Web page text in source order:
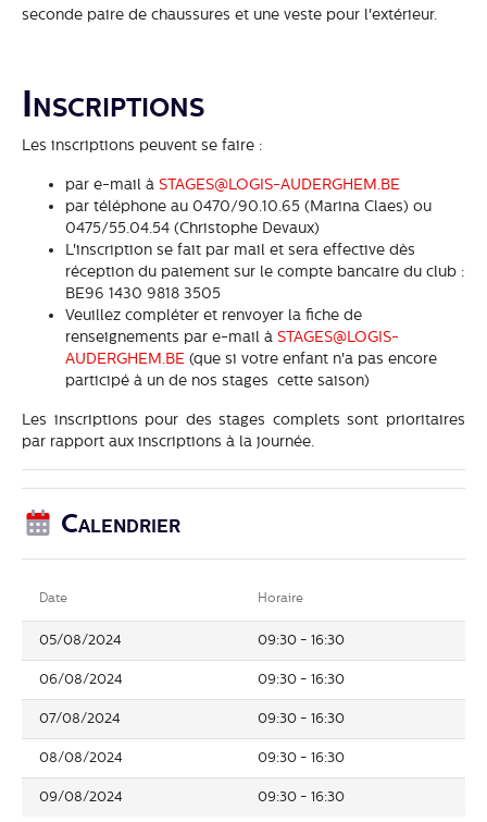
seconde paire de chaussures et une veste pour l'extérieur.
Inscriptions
Les inscriptions peuvent se faire :
par e-mail à STAGES@LOGIS-AUDERGHEM.BE
par téléphone au 0470/90.10.65 (Marina Claes) ou
0475/55.04.54 (Christophe Devaux)
L'inscription se fait par mail et sera effective dès
réception du paiement sur le compte bancaire du club :
BE96 1430 9818 3505
Veuillez compléter et renvoyer la fiche de
renseignements par e-mail à STAGES@LOGIS-
AUDERGHEM.BE (que si votre enfant n'a pas encore
participé à un de nos stages cette saison)
Les inscriptions pour des stages complets sont prioritaires
par rapport aux inscriptions à la journée.
Calendrier
Date Horaire
05/08/2024 09:30 - 16:30
06/08/2024 09:30 - 16:30
07/08/2024 09:30 - 16:30
08/08/2024 09:30 - 16:30
09/08/2024 09:30 - 16:30